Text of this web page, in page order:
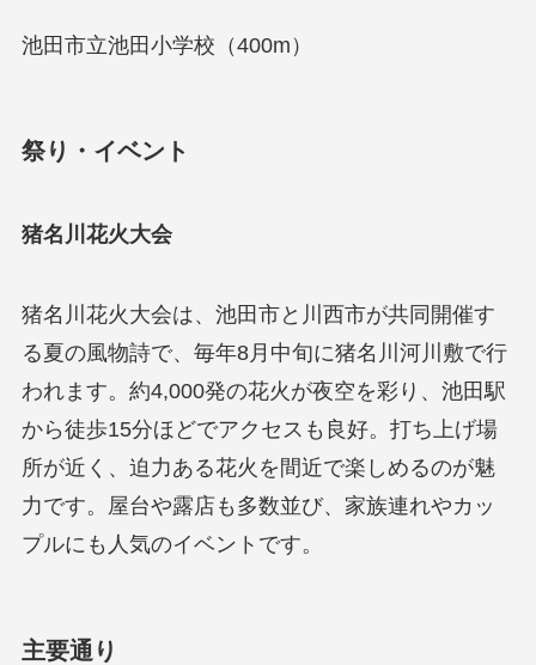
池田市立池田小学校（400m）
祭り・イベント
猪名川花火大会
猪名川花火大会は、池田市と川西市が共同開催す
る夏の風物詩で、毎年8月中旬に猪名川河川敷で行
われます。約4,000発の花火が夜空を彩り、池田駅
から徒歩15分ほどでアクセスも良好。打ち上げ場
所が近く、迫力ある花火を間近で楽しめるのが魅
力です。屋台や露店も多数並び、家族連れやカッ
プルにも人気のイベントです。
主要通り